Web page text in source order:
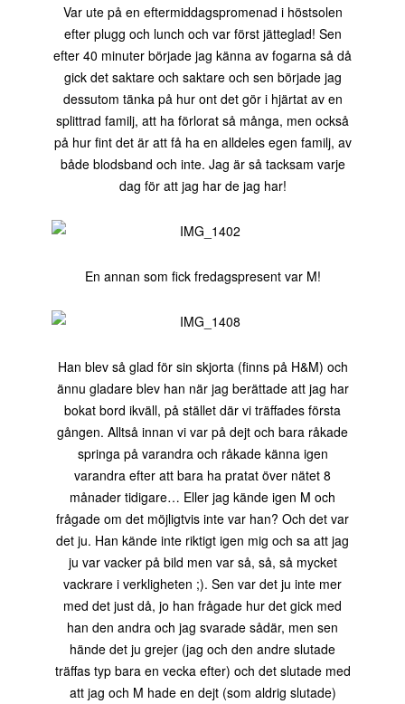
Var ute på en eftermiddagspromenad i höstsolen
efter plugg och lunch och var först jätteglad! Sen
efter 40 minuter började jag känna av fogarna så då
gick det saktare och saktare och sen började jag
dessutom tänka på hur ont det gör i hjärtat av en
splittrad familj, att ha förlorat så många, men också
på hur fint det är att få ha en alldeles egen familj, av
både blodsband och inte. Jag är så tacksam varje
dag för att jag har de jag har!
En annan som fick fredagspresent var M!
Han blev så glad för sin skjorta (finns på H&M) och
ännu gladare blev han när jag berättade att jag har
bokat bord ikväll, på stället där vi träffades första
gången. Alltså innan vi var på dejt och bara råkade
springa på varandra och råkade känna igen
varandra efter att bara ha pratat över nätet 8
månader tidigare… Eller jag kände igen M och
frågade om det möjligtvis inte var han? Och det var
det ju. Han kände inte riktigt igen mig och sa att jag
ju var vacker på bild men var så, så, så mycket
vackrare i verkligheten ;). Sen var det ju inte mer
med det just då, jo han frågade hur det gick med
han den andra och jag svarade sådär, men sen
hände det ju grejer (jag och den andre slutade
träffas typ bara en vecka efter) och det slutade med
att jag och M hade en dejt (som aldrig slutade)